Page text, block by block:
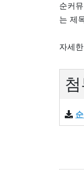
순커
는 제
자세